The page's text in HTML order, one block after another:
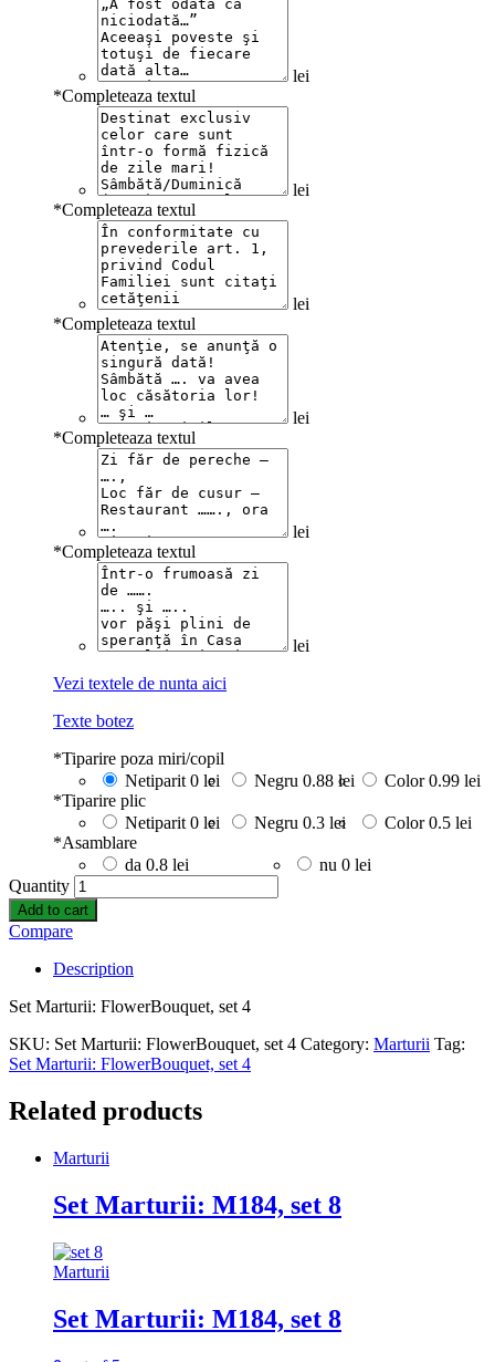
lei
*Completeaza textul
lei
*Completeaza textul
lei
*Completeaza textul
lei
*Completeaza textul
lei
*Completeaza textul
lei
Vezi textele de nunta aici
Texte botez
*Tiparire poza miri/copil
Netiparit 0 lei Negru 0.88 lei Color 0.99 lei
*Tiparire plic
Netiparit 0 lei Negru 0.3 lei Color 0.5 lei
*Asamblare
da 0.8 lei nu 0 lei
Quantity
Add to cart
Compare
Description
Set Marturii: FlowerBouquet, set 4
SKU: Set Marturii: FlowerBouquet, set 4 Category: Marturii Tag:
Set Marturii: FlowerBouquet, set 4
Related products
Marturii
Set Marturii: M184, set 8
Marturii
Set Marturii: M184, set 8